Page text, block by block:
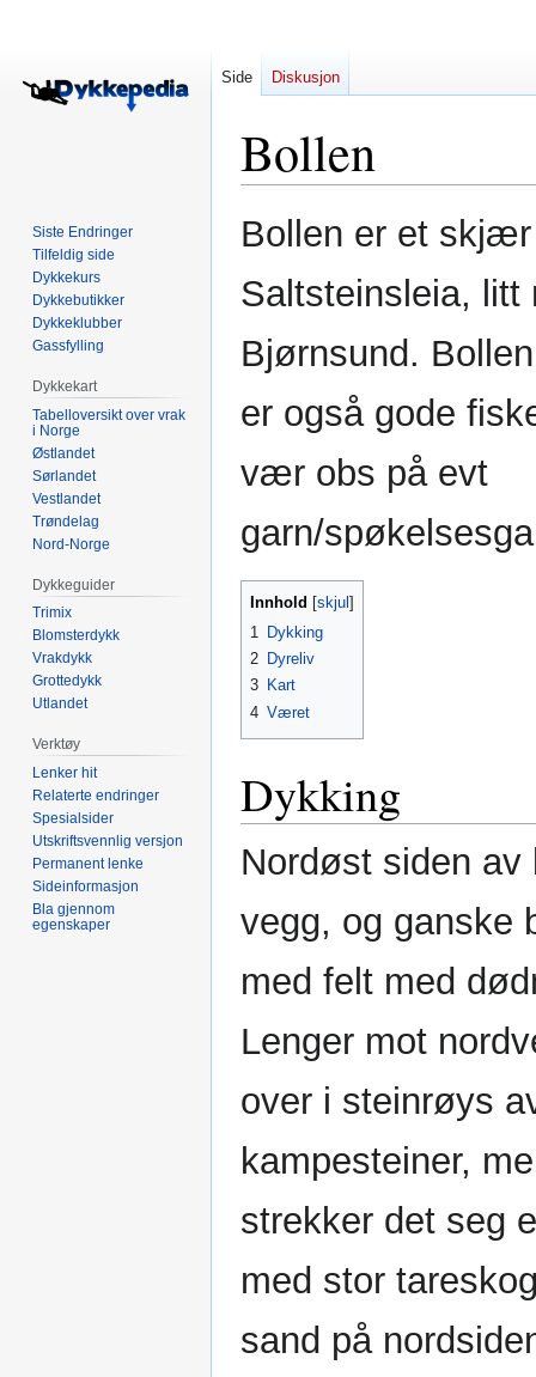
Bollen
Hopp
til
Hopp
til
Bollen er et
Saltsteinsleia, litt
Bjørnsund.
er også gode
vær obs på evt
garn/
Innhold
1
Dykking
2 Dyreliv
3 Kart
4 Været
Dykking
Nordøst siden av
vegg, og ganske
med felt med
Lenger mot
over i steinrøys
kampesteiner,
strekker det seg
med stor
sand på
Side Diskusjon
Siste Endringer
Tilfeldig side
Dykkekurs
Dykkebutikker
Dykkeklubber
Gassfylling
Dykkekart
Tabelloversikt over vrak
i Norge
Østlandet
Sørlandet
Vestlandet
Trøndelag
Nord-Norge
Dykkeguider
Trimix
Blomsterdykk
Vrakdykk
Grottedykk
Utlandet
Verktøy
Lenker hit
Relaterte endringer
Spesialsider
Utskriftsvennlig versjon
Permanent lenke
Sideinformasjon
Bla gjennom
egenskaper